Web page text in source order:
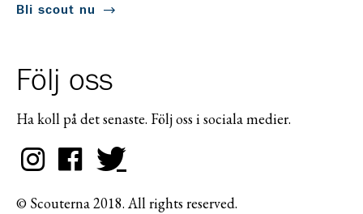
Bli scout nu
Följ oss
Ha koll på det senaste. Följ oss i sociala medier.
© Scouterna 2018. All rights reserved.